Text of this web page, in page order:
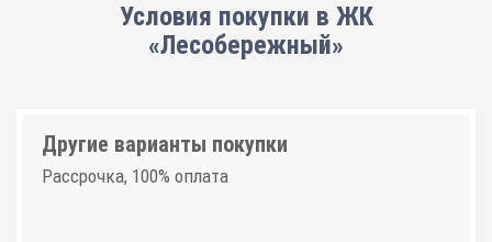
Условия покупки в ЖК
«Лесобережный»
Другие варианты покупки
Рассрочка, 100% оплата